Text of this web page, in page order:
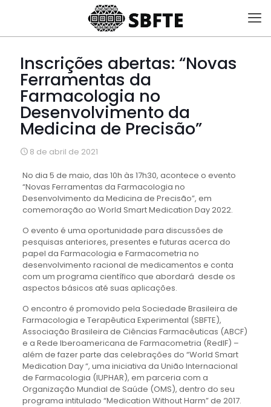
Inscrições abertas: “Novas
Ferramentas da
Farmacologia no
Desenvolvimento da
Medicina de Precisão”
8 de abril de 2021
No dia 5 de maio, das 10h às 17h30, acontece o evento
“Novas Ferramentas da Farmacologia no
Desenvolvimento da Medicina de Precisão”, em
comemoração ao World Smart Medication Day 2022.
O evento é uma oportunidade para discussões de
pesquisas anteriores, presentes e futuras acerca do
papel da Farmacologia e Farmacometria no
desenvolvimento racional de medicamentos e conta
com um programa científico que abordará desde os
aspectos básicos até suas aplicações.
O encontro é promovido pela Sociedade Brasileira de
Farmacologia e Terapêutica Experimental (SBFTE),
Associação Brasileira de Ciências Farmacêuticas (ABCF)
e a Rede Iberoamericana de Farmacometria (RedIF) –
além de fazer parte das celebrações do “World Smart
Medication Day “, uma iniciativa da União Internacional
de Farmacologia (IUPHAR), em parceria com a
Organização Mundial de Saúde (OMS), dentro do seu
programa intitulado “Medication Without Harm” de 2017.